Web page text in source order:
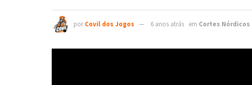
por Covil dos Jogos 6 anos atrás em Cortes Nórdicos